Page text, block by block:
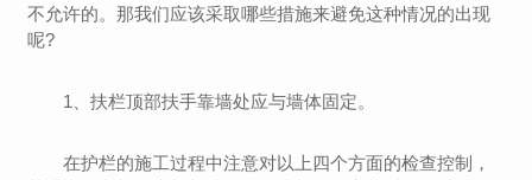
不允许的。那我们应该采取哪些措施来避免这种情况的出现
呢?
1、扶栏顶部扶手靠墙处应与墙体固定。
在护栏的施工过程中注意对以上四个方面的检查控制，